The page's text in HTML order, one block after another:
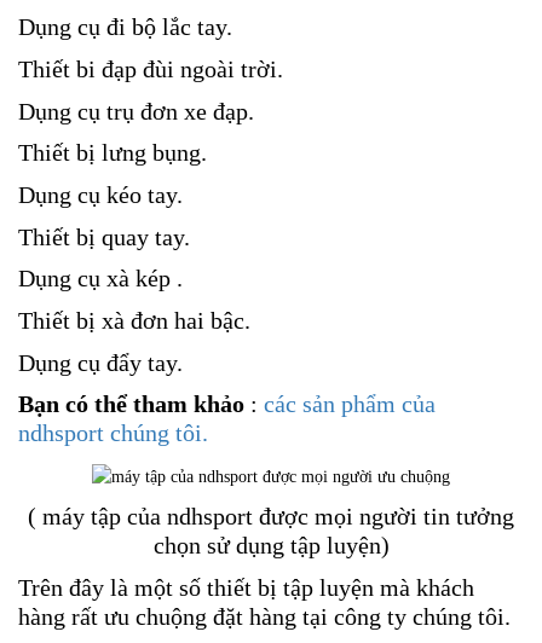
Dụng cụ đi bộ lắc tay.
Thiết bi đạp đùi ngoài trời.
Dụng cụ trụ đơn xe đạp.
Thiết bị lưng bụng.
Dụng cụ kéo tay.
Thiết bị quay tay.
Dụng cụ xà kép .
Thiết bị xà đơn hai bậc.
Dụng cụ đẩy tay.
Bạn có thể tham khảo : các sản phẩm của
ndhsport chúng tôi.
( máy tập của ndhsport được mọi người tin tưởng
chọn sử dụng tập luyện)
Trên đây là một số thiết bị tập luyện mà khách
hàng rất ưu chuộng đặt hàng tại công ty chúng tôi.